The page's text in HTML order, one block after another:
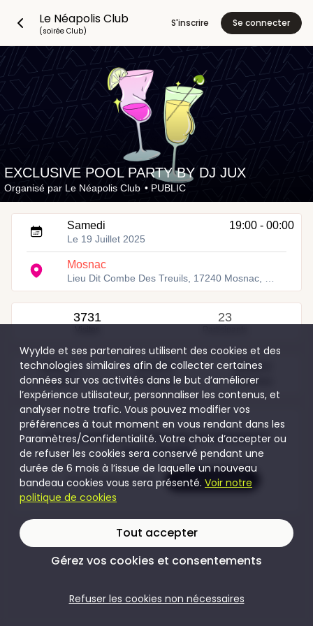
Le Néapolis Club
(soirée Club)
S'inscrire Se connecter
EXCLUSIVE POOL PARTY BY DJ JUX
Organisé par Le Néapolis Club • PUBLIC
Samedi 19:00 - 00:00
Le 19 Juillet 2025
Mosnac
Lieu Dit Combe Des Treuils, 17240 Mosnac, France
3731 23
50,00 €
Couples
20,00 €
Femmes
50,00 €
Hommes
Pour accéder au contenu de cet évènement
rejoins Wyylde
Je crée mon compte Je me connecte
Wyylde et ses partenaires utilisent des cookies et des
technologies similaires afin de collecter certaines
données sur vos activités dans le but d’améliorer
l’expérience utilisateur, personnaliser les contenus, et
analyser notre trafic. Vous pouvez modifier vos
préférences à tout moment en vous rendant dans les
Paramètres/Confidentialité. Votre choix d’accepter ou
de refuser les cookies sera conservé pendant une
durée de 6 mois à l’issue de laquelle un nouveau
bandeau cookies vous sera présenté. Voir notre
politique de cookies
Tout accepter
Gérez vos cookies et consentements
Refuser les cookies non nécessaires